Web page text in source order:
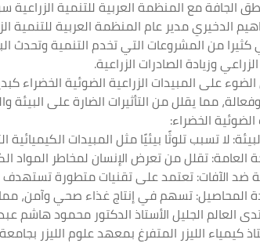
الجافة مع المنظمة العربية للتنمية
الدخيري مدير عام المنظمة العربية للتنمية
من المشروعات التي تخدم التنمية وتحدث
وزيادة الصادرات الزراعية.
على المبيدات الزراعية الضوئية الخضراء
مما يقلل من التأثيرات الضارة على البيئة
الضوئية الخضراء:
العالم الجليل الأستاذ الدكتور محمود هاشم
كيمياء الليزر المتفرغ بمعهد علوم الليزر